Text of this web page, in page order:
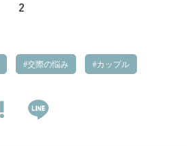
2
交際の悩み カップル